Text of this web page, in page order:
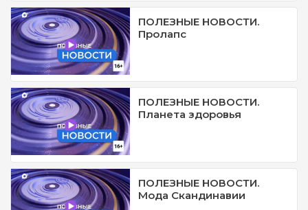
ПОЛЕЗНЫЕ НОВОСТИ.
Пролапс
ПОЛЕЗНЫЕ НОВОСТИ.
Планета здоровья
ПОЛЕЗНЫЕ НОВОСТИ.
Мода Скандинавии